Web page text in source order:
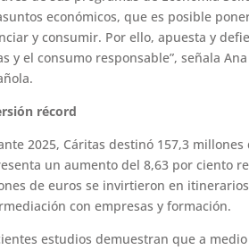
económicos, que es posible
y consumir. Por ello, apuesta y
y el consumo responsable”, señala
récord
2025, Cáritas destinó 157,3
un aumento del 8,63 por ciento
de euros se invirtieron en
con empresas y formación.
estudios demuestran que a